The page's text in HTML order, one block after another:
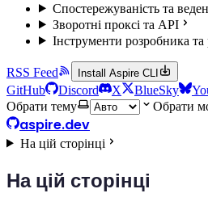
Спостережуваність та
Зворотні проксі та API
Інструменти розробника
RSS Feed Install Aspire CLI
GitHub Discord X BlueSky
Обрати тему
Обрати
aspire.dev
На цій сторінці
На цій сторінці